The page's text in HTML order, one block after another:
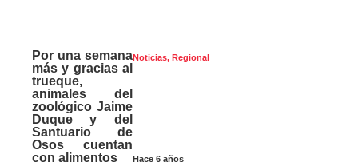
Noticias, Regional
Hace 6 años
Por una semana
más y gracias al
trueque,
animales del
zoológico Jaime
Duque y del
Santuario de
Osos cuentan
con alimentos